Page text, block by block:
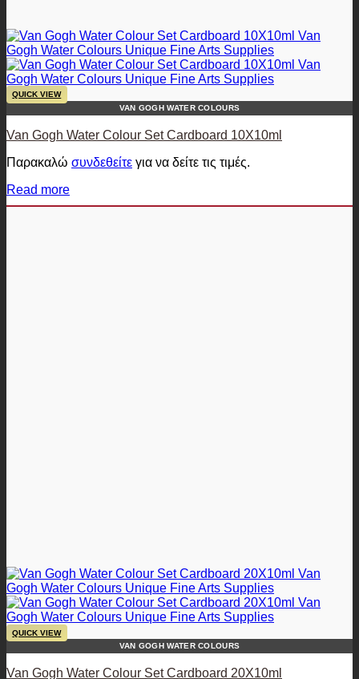
QUICK VIEW
VAN GOGH WATER COLOURS
Van Gogh Water Colour Set Cardboard 10X10ml
Παρακαλώ συνδεθείτε για να δείτε τις τιμές.
Read more
QUICK VIEW
VAN GOGH WATER COLOURS
Van Gogh Water Colour Set Cardboard 20X10ml